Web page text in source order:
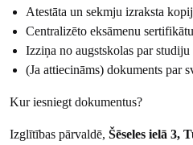
Atestāta un sekmju izraksta
Centralizēto eksāmenu
Izziņa no augstskolas par studiju
(Ja attiecināms) dokuments par
Kur iesniegt dokumentus?
Izglītības pārvaldē, Šēseles ielā 3,